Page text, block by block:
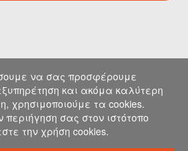
σας μπορείτε να
μας στα παρακάτω στοιχεία.
71202, Κρήτη
να σας προσφέρουμε
και ακόμα καλύτερη
χρησιμοποιούμε τα cookies.
περιήγηση σας στον ιστότοπο
την χρήση cookies.